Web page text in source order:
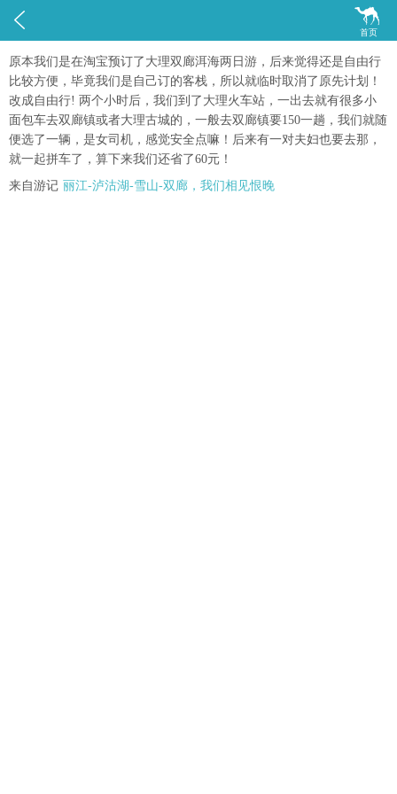
 
首页
原本我们是在淘宝预订了大理双廊洱海两日游，后来觉得还是自由行
比较方便，毕竟我们是自己订的客栈，所以就临时取消了原先计划！
改成自由行! 两个小时后，我们到了大理火车站，一出去就有很多小
面包车去双廊镇或者大理古城的，一般去双廊镇要150一趟，我们就随
便选了一辆，是女司机，感觉安全点嘛！后来有一对夫妇也要去那，
就一起拼车了，算下来我们还省了60元！
来自游记 丽江-泸沽湖-雪山-双廊，我们相见恨晚